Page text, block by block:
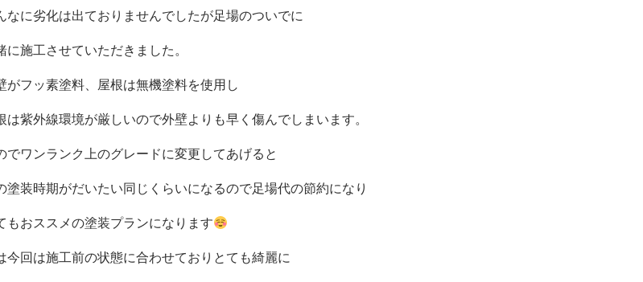
なに劣化は出ておりませんでしたが足場のついでに
に施工させていただきました。
がフッ素塗料、屋根は無機塗料を使用し
は紫外線環境が厳しいので外壁よりも早く傷んでしまいます。
でワンランク上のグレードに変更してあげると
塗装時期がだいたい同じくらいになるので足場代の節約になり
もおススメの塗装プランになります
今回は施工前の状態に合わせておりとても綺麗に